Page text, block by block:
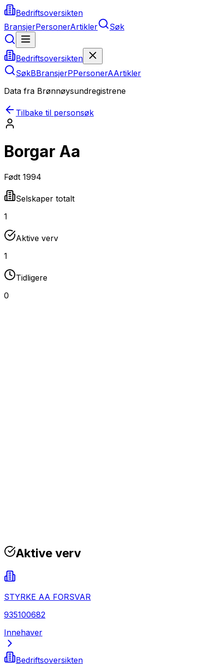
Bedriftsoversikten
BransjerPersonerArtikler Søk
Bedriftsoversikten
SøkBBransjerPPersonerAArtikler
Data fra Brønnøysundregistrene
Tilbake til personsøk
Borgar Aa
Født 1994
Selskaper totalt
1
Aktive verv
1
Tidligere
0
Aktive verv
STYRKE AA FORSVAR
935100682
Innehaver
Bedriftsoversikten